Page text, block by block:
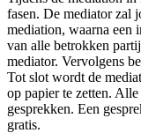
fasen. De mediator zal
mediation, waarna een
van alle betrokken
mediator. Vervolgens
Tot slot wordt de
op papier te zetten.
gesprekken. Een
gratis.